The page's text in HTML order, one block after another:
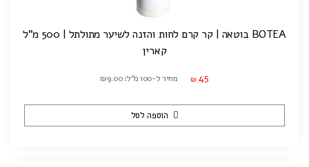
BOTEA בוטאה | קר קרם לחות והזנה לשיער מתולתל | 500 מ"ל
קארין
₪ 45 מחיר ל-100 מ"ל: ₪9.00
הוספה לסל